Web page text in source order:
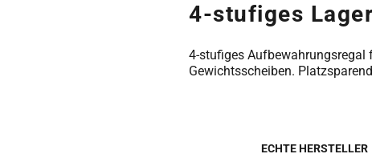
4-stufiges
4-stufiges Aufbewahrungsregal
Gewichtsscheiben.
ECHTE HERSTELLER